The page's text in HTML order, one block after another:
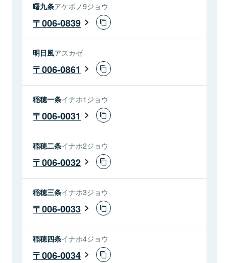
曙九条アケボノ9ジョウ
006-0839
明日風アスカゼ
006-0861
稲穂一条イナホ1ジョウ
006-0031
稲穂二条イナホ2ジョウ
006-0032
稲穂三条イナホ3ジョウ
006-0033
稲穂四条イナホ4ジョウ
006-0034